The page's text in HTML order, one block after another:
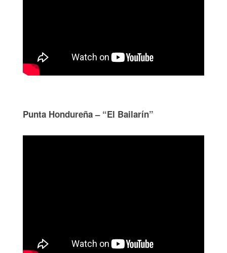
Punta Hondureña – “El Bailarín”